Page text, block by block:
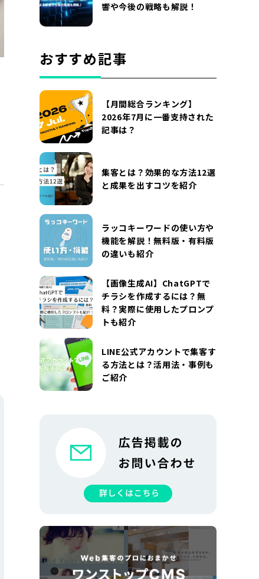
響や今後の戦略も解説！
おすすめ記事
【月間総合ランキング】
2026年7月に一番支持された
記事は？
集客とは？効果的な方法12選
と成果を出すコツを紹介
ラッコキーワードの使い方や
機能を解説！無料版・有料版
の違いも紹介
【画像生成AI】ChatGPTで
チラシを作成するには？無
料？実際に使用したプロンプ
トも紹介
LINE公式アカウントで集客す
る方法とは？活用法・事例も
ご紹介